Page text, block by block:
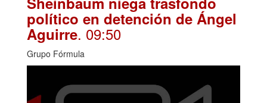
político en detención de Ángel
Aguirre. 09:50
Grupo Fórmula